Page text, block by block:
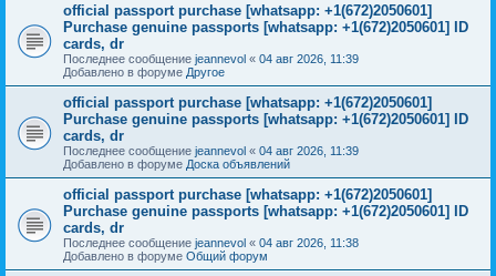
official passport purchase [whatsapp: +1(672)2050601]
Purchase genuine passports [whatsapp: +1(672)2050601] ID
cards, dr
Последнее сообщение jeannevol « 04 авг 2026, 11:39
Добавлено в форуме Другое
official passport purchase [whatsapp: +1(672)2050601]
Purchase genuine passports [whatsapp: +1(672)2050601] ID
cards, dr
Последнее сообщение jeannevol « 04 авг 2026, 11:39
Добавлено в форуме Доска объявлений
official passport purchase [whatsapp: +1(672)2050601]
Purchase genuine passports [whatsapp: +1(672)2050601] ID
cards, dr
Последнее сообщение jeannevol « 04 авг 2026, 11:38
Добавлено в форуме Общий форум